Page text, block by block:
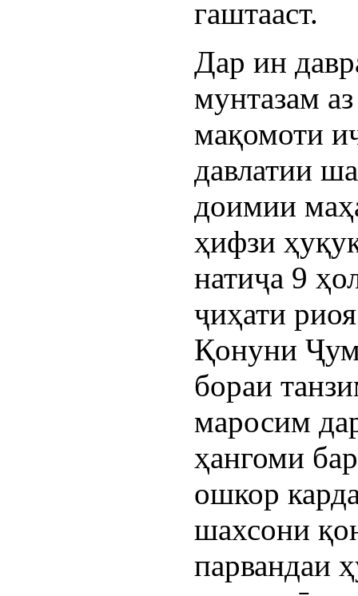
гаштааст.
Дар ин
мунтазам
мақомоти
давлатии
доимии
ҳифзи
натиҷа 9
ҷиҳати
Қонуни
бораи
маросим
ҳангоми
ошкор
шахсони
парвандаи